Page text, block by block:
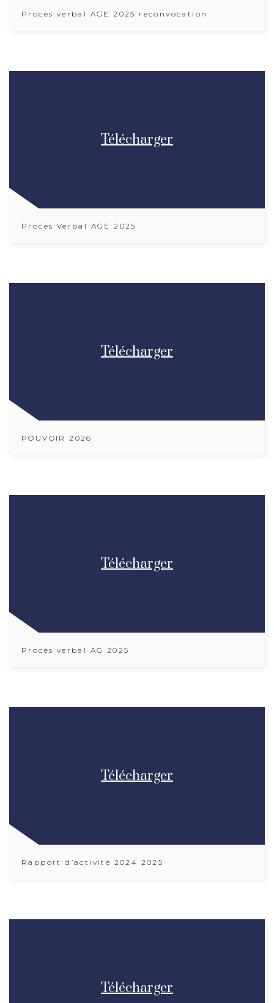
Procès verbal AGE 2025 reconvocation
Télécharger
Procès Verbal AGE 2025
Télécharger
POUVOIR 2026
Télécharger
Procès verbal AG 2025
Télécharger
Rapport d’activité 2024 2025
Télécharger